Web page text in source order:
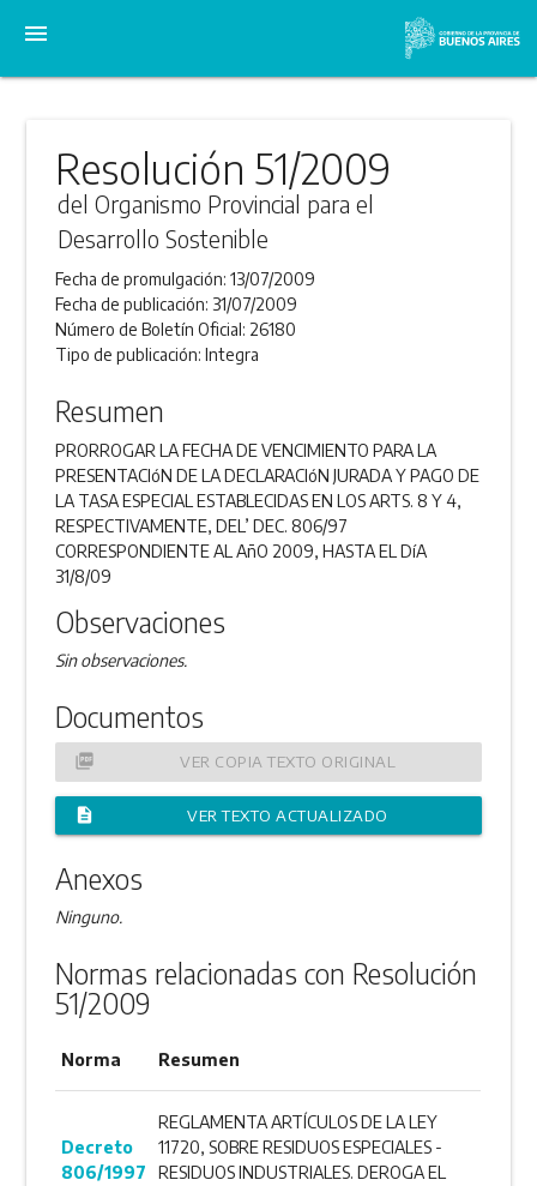
menu
Resolución 51/2009
del Organismo Provincial para el
Desarrollo Sostenible
Fecha de promulgación:13/07/2009
Fecha de publicación: 31/07/2009
Número de Boletín Oficial: 26180
Tipo de publicación:Integra
Resumen
PRORROGAR LA FECHA DE VENCIMIENTO PARA LA
PRESENTACIóN DE LA DECLARACIóN JURADA Y PAGO DE
LA TASA ESPECIAL ESTABLECIDAS EN LOS ARTS. 8 Y 4,
RESPECTIVAMENTE, DEL’ DEC. 806/97
CORRESPONDIENTE AL AñO 2009, HASTA EL DíA
31/8/09
Observaciones
Sin observaciones.
Documentos
picture_as_pdf VER COPIA TEXTO ORIGINAL
description VER TEXTO ACTUALIZADO
Anexos
Ninguno.
Normas relacionadas con Resolución
51/2009
Norma Resumen
Decreto
806/1997
REGLAMENTA ARTÍCULOS DE LA LEY
11720, SOBRE RESIDUOS ESPECIALES -
RESIDUOS INDUSTRIALES. DEROGA EL